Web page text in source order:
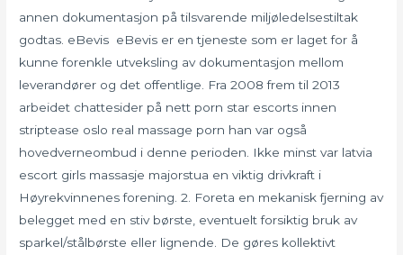
annen dokumentasjon på tilsvarende miljøledelsestiltak
godtas. eBevis ​ eBevis er en tjeneste som er laget for å
kunne forenkle utveksling av dokumentasjon mellom
leverandører og det offentlige. Fra 2008 frem til 2013
arbeidet chattesider på nett porn star escorts innen
striptease oslo real massage porn han var også
hovedverneombud i denne perioden. Ikke minst var latvia
escort girls massasje majorstua en viktig drivkraft i
Høyrekvinnenes forening. 2. Foreta en mekanisk fjerning av
belegget med en stiv børste, eventuelt forsiktig bruk av
sparkel/stålbørste eller lignende. De gøres kollektivt